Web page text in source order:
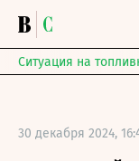
Ситуация на
30 декабря 2024,